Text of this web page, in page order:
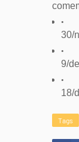
30/
9/
18/
Tags